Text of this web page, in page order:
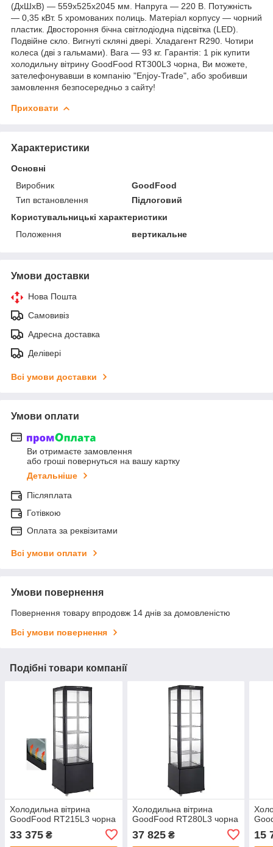
(ДхШхВ) — 559х525х2045 мм. Напруга — 220 В. Потужність
— 0,35 кВт. 5 хромованих полиць. Матеріал корпусу — чорний
пластик. Двостороння бічна світлодіодна підсвітка (LED).
Подвійне скло. Вигнуті скляні двері. Хладагент R290. Чотири
колеса (дві з гальмами). Вага — 93 кг. Гарантія: 1 рік купити
холодильну вітрину GoodFood RT300L3 чорна, Ви можете,
зателефонувавши в компанію "Enjoy-Trade", або зробивши
замовлення безпосередньо з сайту!
Приховати
Характеристики
Основні
Виробник
GoodFood
Тип встановлення
Підлоговий
Користувальницькі характеристики
Положення
вертикальне
Умови доставки
Нова Пошта
Самовивіз
Адресна доставка
Делівері
Всі умови доставки
Умови оплати
Ви отримаєте замовлення
або гроші повернуться на вашу картку
Детальніше
Післяплата
Готівкою
Оплата за реквізитами
Всі умови оплати
Умови повернення
Повернення товару впродовж 14 днів за домовленістю
Всі умови повернення
Подібні товари компанії
Холодильна вітрина
GoodFood RT215L3 чорна
33 375 ₴
Холодильна вітрина
GoodFood RT280L3 чорна
37 825₴ 15